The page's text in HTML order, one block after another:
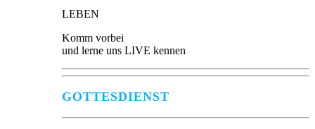
LEBEN
Komm vorbei
und lerne uns LIVE kennen
GOTTESDIENST